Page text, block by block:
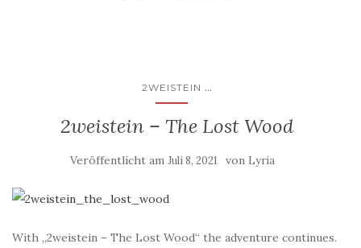
2WEISTEIN ...
2weistein – The Lost Wood
Veröffentlicht am Juli 8, 2021 von Lyria
With „2weistein – The Lost Wood“ the adventure continues.